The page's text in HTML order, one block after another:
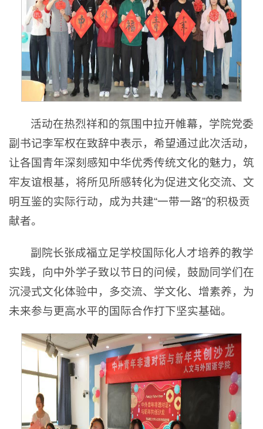
活动在热烈祥和的氛围中拉开帷幕，学院党委
副书记李军权在致辞中表示，希望通过此次活动，
让各国青年深刻感知中华优秀传统文化的魅力，筑
牢友谊根基，将所见所感转化为促进文化交流、文
明互鉴的实际行动，成为共建“一带一路”的积极贡
献者。
副院长张成福立足学校国际化人才培养的教学
实践，向中外学子致以节日的问候，鼓励同学们在
沉浸式文化体验中，多交流、学文化、增素养，为
未来参与更高水平的国际合作打下坚实基础。